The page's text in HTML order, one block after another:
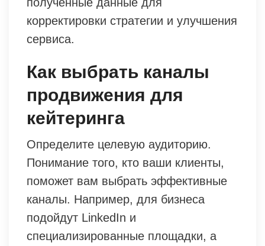
корректировки стратегии и улучшения
сервиса.
Как выбрать каналы
продвижения для
кейтеринга
Определите целевую аудиторию.
Понимание того, кто ваши клиенты,
поможет вам выбрать эффективные
каналы. Например, для бизнеса
подойдут LinkedIn и
специализированные площадки, а